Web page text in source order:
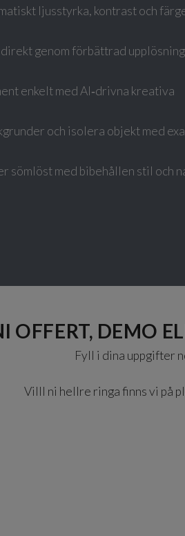
ljusstyrka, kontrast och
genom förbättrad
enkelt med AI‑drivna kreativa
och isolera objekt med
sömlöst med bibehållen stil och
OFFERT, DEMO
Fyll i dina uppgifter
Villl ni hellre ringa finns vi på